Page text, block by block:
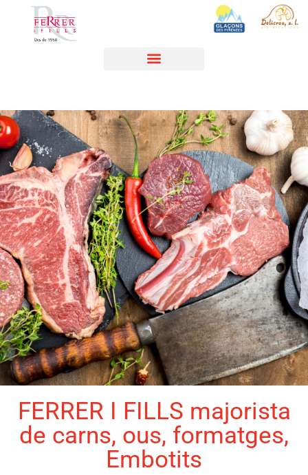
FERRER I FILLS majorista
de carns, ous, formatges,
Embotits